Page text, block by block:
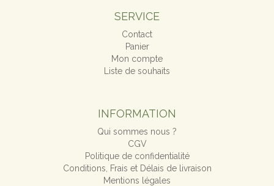
SERVICE
Contact
Panier
Mon compte
Liste de souhaits
INFORMATION
Qui sommes nous ?
CGV
Politique de confidentialité
Conditions, Frais et Délais de livraison
Mentions légales